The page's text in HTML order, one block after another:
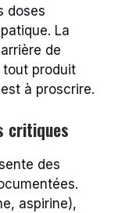
doses
La
de
tout produit
à proscrire.
critiques
des
aspirine),